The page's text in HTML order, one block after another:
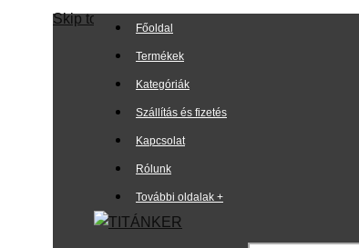
Skip to content
Főoldal
Termékek
Kategóriák
Szállítás és fizetés
Kapcsolat
Rólunk
További oldalak +